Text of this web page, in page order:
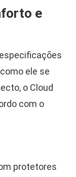
e
ele se
o Cloud
com o
protetores